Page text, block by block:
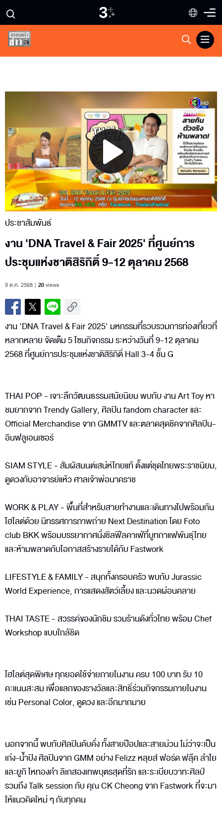
Play
Video
ประชาสัมพันธ์
งาน 'DNA Travel & Fair 2025' ที่ศูนย์การ
ประชุมแห่งชาติสิริกิติ์ 9-12 ตุลาคม 2568
9 ต.ค. 2568 20views
งาน 'DNA Travel & Fair 2025' มหกรรมที่รวบรวมการท่องเที่ยวที่
หลากหลาย จัดเต็ม 5 โซนกิจกรรม ระหว่างวันที่ 9-12 ตุลาคม
2568 ที่ศูนย์การประชุมแห่งชาติสิริกิติ์ Hall 3-4 ชั้น G
THAI POP - เจาะลึกวัฒนธรรมสมัยนิยม พบกับ งาน Art Toy หา
ชมยากจาก Trendy Gallery, ศิลปิน fandom character และ
Official Merchandise จาก GMMTV และตลาดสุดชิคจากศิลปิน-
อินฟลูเอนเซอร์
SIAM STYLE - สัมผัสมนต์เสน่ห์ไทยแท้ ตั้งแต่ชุดไทยพระราชนิยม,
ดูดวงกับอาจารย์แห้ว ศาลเจ้าพ่อนาคราช
WORK & PLAY - พื้นที่สำหรับสายทำงานและเดินทางไปพร้อมกัน
ไฮไลต์ด้วย นิทรรศการภาพถ่าย Next Destination โดย Foto
club BKK พร้อมบรรยากาศนั่งชิลฟีลคาเฟ่ที่บูทกาแฟพันธุ์ไทย
และห้ามพลาดกับโอกาสสร้างรายได้กับ Fastwork
LIFESTYLE & FAMILY - สนุกทั้งครอบครัว พบกับ Jurassic
World Experience, การแสดงสัตว์เลี้ยง และนวดผ่อนคลาย
THAI TASTE - สวรรค์ของนักชิม รวมร้านดังทั่วไทย พร้อม Chef
Workshop แบบใกล้ชิด
ไฮไลต์สุดพิเศษ ทุกยอดใช้จ่ายภายในงาน ครบ 100 บาท รับ 10
คะแนนสะสม เพื่อแลกของรางวัลและสิทธิ์ร่วมกิจกรรมภายในงาน
เช่น Personal Color, ดูดวง และอีกมากมาย
นอกจากนี้ พบกับศิลปินคับคั่ง ทั้งสายป๊อปและสายม่วน ไม่ว่าจะเป็น
เก่ง-น้ำปิง ศิลปินจาก GMM อย่าง Felizz หลุยส์ ฟอร์ด ฟลุ๊ค ลำไย
และยูกิ ไหทองคำ ลิเกสองเทพบุตรสุดที่รัก และระเบียบวาทะศิลป์
รวมถึง Talk session กับ คุณ CK Cheong จาก Fastwork ที่จะมา
ให้แนวคิดใหม่ ๆ กับทุกคน